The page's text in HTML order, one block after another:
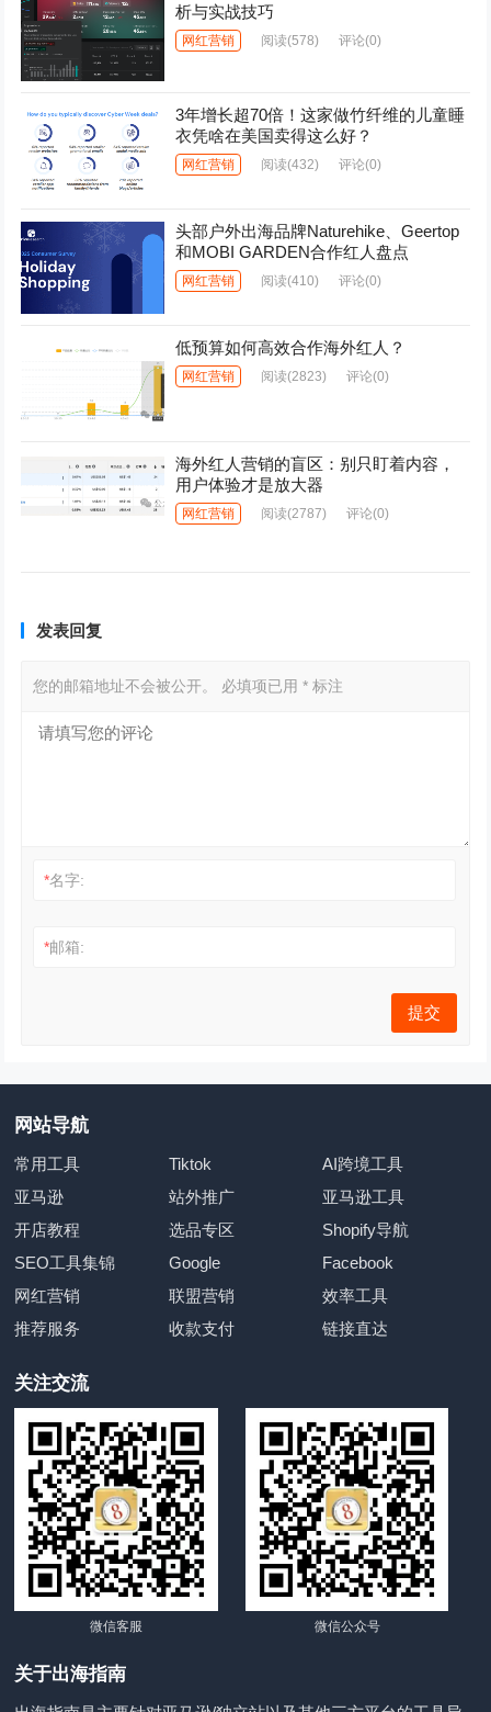
析与实战技巧
网红营销 阅读(578) 评论(0)
3年增长超70倍！这家做竹纤维的儿童睡
衣凭啥在美国卖得这么好？
网红营销 阅读(432) 评论(0)
头部户外出海品牌Naturehike、Geertop
和MOBI GARDEN合作红人盘点
网红营销 阅读(410) 评论(0)
低预算如何高效合作海外红人？
网红营销 阅读(2823) 评论(0)
海外红人营销的盲区：别只盯着内容，
用户体验才是放大器
网红营销 阅读(2787) 评论(0)
发表回复
您的邮箱地址不会被公开。 必填项已用* 标注
*名字:
*邮箱:
网站导航
常用工具 Tiktok
AI跨境工具
亚马逊
站外推广
亚马逊工具
开店教程
选品专区
Shopify导航
SEO工具集锦
Google
Facebook
网红营销
联盟营销
效率工具
推荐服务
收款支付 链接直达
关注交流
微信客服 微信公众号
关于出海指南